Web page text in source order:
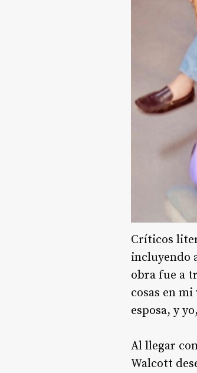
Críticos
incluyendo
obra fue a
cosas en
esposa, y
Al llegar
Walcott